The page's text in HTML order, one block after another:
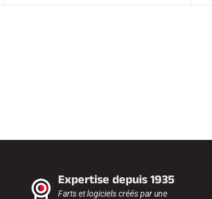
Expertise depuis 1935
Farts et logiciels créés par une